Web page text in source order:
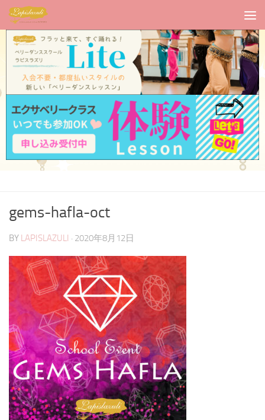
gems-hafla-oct
BY LAPISLAZULI · 2020年8月12日